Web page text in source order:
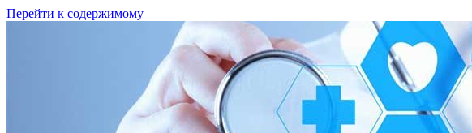
Перейти к содержимому